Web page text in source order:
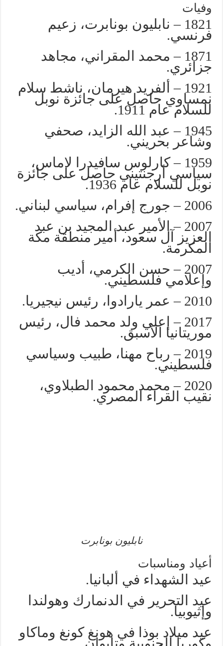
وفيات
1821 – نابليون بونابرت، زعيم
فرنسي.
1871 – محمد المقراني، مجاهد
جزائري.
1921 – ألفريد هيرمان، ناشط سلام
نمساوي حاصل على جائزة نوبل
للسلام عام 1911.
1945 – عبد الله الزايد، صحفي
وشاعر بحريني.
1959 – كارلوس سافيدرا لاماس،
سياسي أرجنتيني حاصل على جائزة
نوبل للسلام عام 1936.
2006 – جورج إفرام، سياسي لبناني.
2007 – الأمير عبد المجيد بن عبد
العزيز آل سعود، أمير منطقة مكة
المكرمة.
2007 – حسن الكرمي، أديب
وإعلامي فلسطيني.
2010 – عمر يارادوا، رئيس نيجيريا.
2017 – إعلي ولد محمد فال، رئيس
موريتانيا الأسبق.
2019 – رباح مهنا، طبيب وسياسي
فلسطيني.
2020 – محمد محمود الطبلاوي،
نقيب القراء المصري.
نابليون بونابرت
أعياد ومناسبات
عيد الشهداء في ألبانيا.
عيد التحرير في الدنمارك وهولندا
وإثيوبيا.
عيد ميلاد بوذا في هونغ كونغ وماكاو